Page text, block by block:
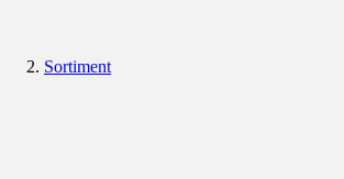
Sortiment